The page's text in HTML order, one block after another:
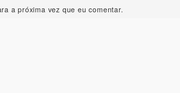
a próxima vez que eu comentar.